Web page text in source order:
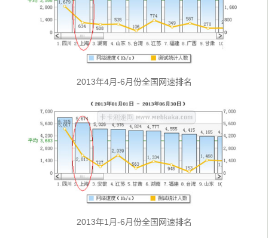
2013年4月-6月份全国网速排名
2013年1月-6月份全国网速排名